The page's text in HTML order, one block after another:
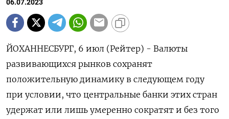
06.07.2023
ЙОХАННЕСБУРГ, 6 июл (Рейтер) - Валюты
развивающихся рынков сохранят
положительную динамику в следующем году
при условии, что центральные банки этих стран
удержат или лишь умеренно сократят и без того